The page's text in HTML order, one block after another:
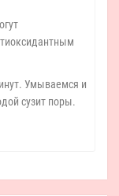
Умываемся и
сузит поры.